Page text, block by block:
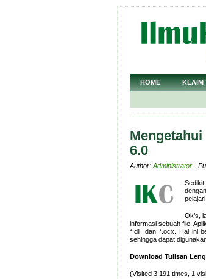
HOME KLAIM
6.0
Author: Administrator ·
Ok’s,
informasi sebuah file.
*.dll, dan *.ocx. Hal ini
sehingga dapat
Download Tulisan
(Visited 3,191 times, 1